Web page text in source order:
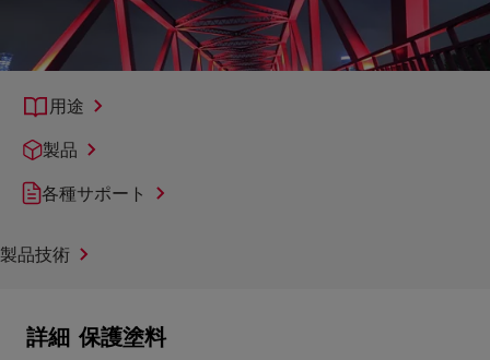
用途
製品
各種サポート
製品技術
詳細 保護塗料